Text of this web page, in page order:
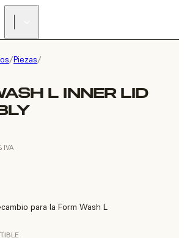
/Piezas/
L INNER LID
IVA
para la Form Wash L